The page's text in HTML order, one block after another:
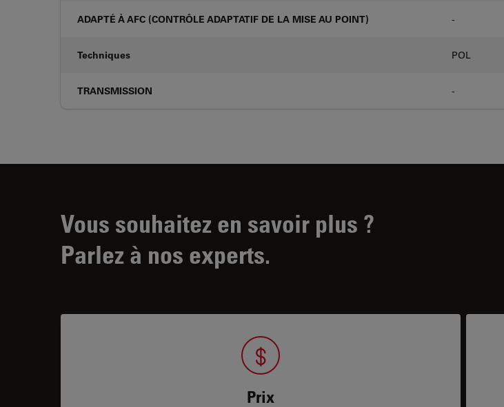
ADAPTÉ À AFC (CONTRÔLE ADAPTATIF DE LA MISE AU POINT) -
Techniques POL
TRANSMISSION -
Vous souhaitez en savoir plus ?
Parlez à nos experts.
Prix